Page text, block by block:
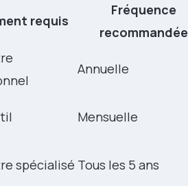
requis
Fréquence
recommandée
Annuelle
Mensuelle
spécialisé Tous les 5 ans